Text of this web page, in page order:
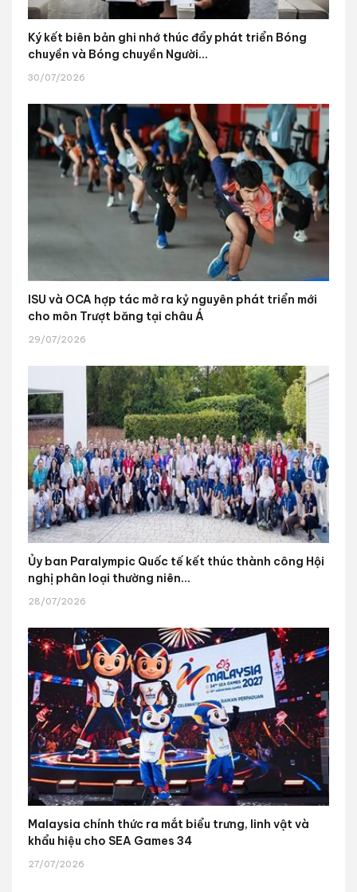
Ký kết biên bản ghi nhớ thúc đẩy phát triển Bóng
chuyền và Bóng chuyền Người...
30/07/2026
ISU và OCA hợp tác mở ra kỷ nguyên phát triển mới
cho môn Trượt băng tại châu Á
29/07/2026
Ủy ban Paralympic Quốc tế kết thúc thành công Hội
nghị phân loại thường niên...
28/07/2026
Malaysia chính thức ra mắt biểu trưng, linh vật và
khẩu hiệu cho SEA Games 34
27/07/2026